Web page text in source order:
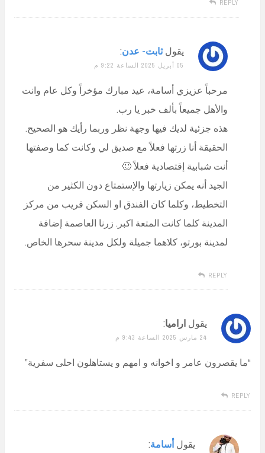
REPLY
يقول ثابت- عدن:
05 أبريل 2025 الساعة 9:22 م
مرحباً عزيزي أسامة، عيد مبارك مؤخراً وكل عام وانت
والأهل جميعاً بألف خبر يا رب.
هذه جزئية لديك فيها وجهة نظر وربما رأيك هو الصحيح.
الحقيقة أنا زرتها فعلاً مع صديق لي وكانت كما وصفتها
أنت شبابية إقتصادية فعلاً 🙂
الجيد أنه يمكن زيارتها والإستمتاع دون الكثير من
التخطيط، وكلما كان الفندق او السكن قريب من مركز
المدينة كلما كانت المتعة اكبر. زرنا العاصمة إضافة
لمدينة بورتو، كلاهما جميلة ولكل مدينة سحرها الخاص.
REPLY
يقول اراميا:
24 مارس 2025 الساعة 9:43 م
“ما يقصرون عامر و اخوانه و امهم و يستاهلون احلى سفرية”
REPLY
يقول أسامة: